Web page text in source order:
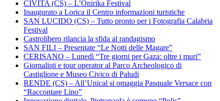
CIVITA (CS) – L’Onirika Festival
Inaugurato a Lorica il Centro informazioni turistiche
SAN LUCIDO (CS) – Tutto pronto per i Fotografia Calabria
Festival
Castrolibero rilancia la sfida al randagismo
SAN FILI – Presentate “Le Notti delle Magare”
CERISANO – Lunedì “Tre giorni per Gaza: oltre i muri”
Giornalisti e tour operator al Parco Archeologico di
Castiglione e Museo Civico di Paludi
RENDE (CS) – All’Unical si omaggia Pasquale Versace con
“Raccontare Lino”